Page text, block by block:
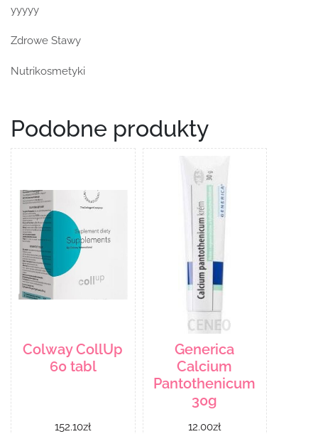
yyyyy
Zdrowe Stawy
Nutrikosmetyki
Podobne produkty
Colway CollUp
60 tabl
152.10zł
Generica
Calcium
Pantothenicum
30g
12.00zł